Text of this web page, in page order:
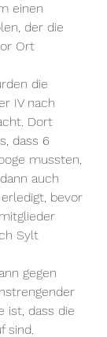
einen
der die
Ort
die
IV nach
Dort
dass 6
mussten,
auch
bevor
Sylt
gegen
ist, dass die
sind.